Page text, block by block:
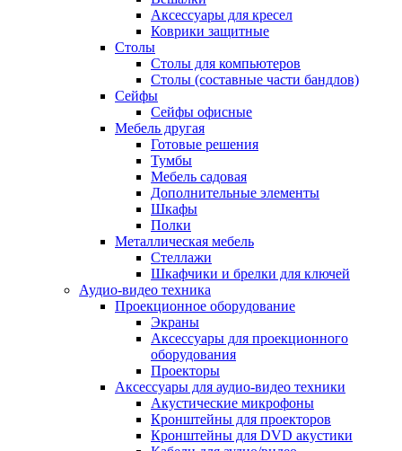
Аксессуары для кресел
Коврики защитные
Столы
Столы для компьютеров
Столы (составные части бандлов)
Сейфы
Сейфы офисные
Мебель другая
Готовые решения
Тумбы
Мебель садовая
Дополнительные элементы
Шкафы
Полки
Металлическая мебель
Стеллажи
Шкафчики и брелки для ключей
Аудио-видео техника
Проекционное оборудование
Экраны
Аксессуары для проекционного
оборудования
Проекторы
Аксессуары для аудио-видео техники
Акустические микрофоны
Кронштейны для проекторов
Кронштейны для DVD акустики